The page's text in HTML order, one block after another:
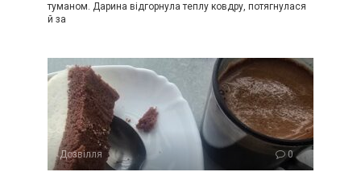
туманом. Дарина відгорнула теплу ковдру, потягнулася
й за
Дозвілля 0